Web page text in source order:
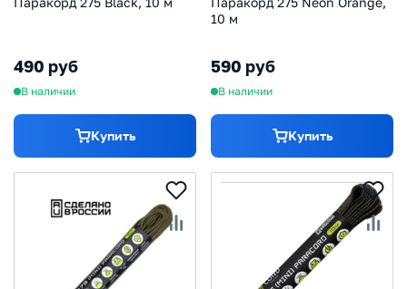
490 руб
В наличии
Купить
10 м
590 руб
В наличии
Купить